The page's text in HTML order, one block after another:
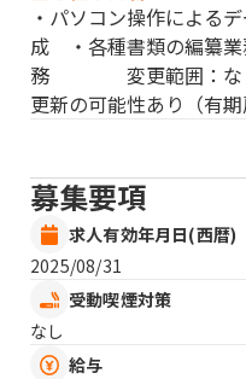
・パソコン操作による
成 ・各種書類の編纂
務 変更範囲：なし
更新の可能性あり（有期
募集要項
求人有効年月日(西暦)
2025/08/31
受動喫煙対策
なし
給与